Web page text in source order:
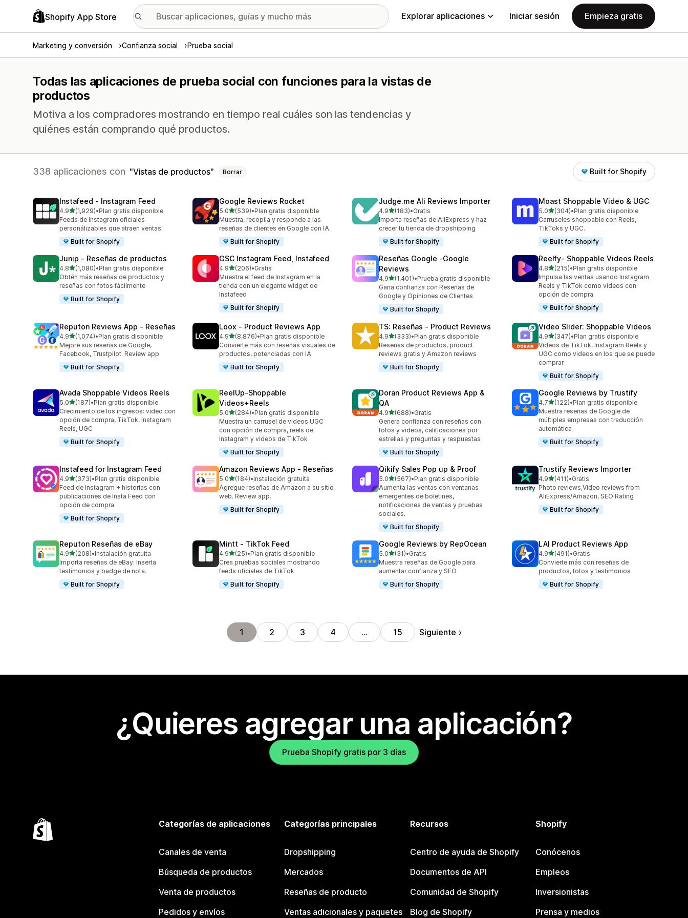
Shopify App Store Explorar aplicaciones Iniciar sesión Empieza gratis
Marketing y conversión Confianza social Prueba social
Todas las aplicaciones de prueba social con funciones para la vistas de
productos
Motiva a los compradores mostrando en tiempo real cuáles son las tendencias y
quiénes están comprando qué productos.
338 aplicaciones con Vistas de productos Borrar Built for Shopify
Instafeed ‑ Instagram Feed
4.9de 5 estrellas
(1,929)
1929 reseñas en total
•Plan gratis disponible
Feeds de Instagram oficiales
personálizables que atraen ventas
Built for Shopify
Google Reviews Rocket
5.0de 5 estrellas
(539)
539 reseñas en total
•Plan gratis disponible
Muestra, recopila y responde a las
reseñas de clientes en Google con IA.
Built for Shopify
Judge.me Ali Reviews Importer
4.9de 5 estrellas
(183)
183 reseñas en total
•Gratis
Importa reseñas de AliExpress y haz
crecer tu tienda de dropshipping
Built for Shopify
Moast Shoppable Video & UGC
5.0de 5 estrellas
(304)
304 reseñas en total
•Plan gratis disponible
Carruseles shoppable con Reels,
TikToks y UGC.
Built for Shopify
Junip ‑ Reseñas de productos
4.8de 5 estrellas
(1,080)
1080 reseñas en total
•Plan gratis disponible
Obtén más reseñas de productos y
reseñas con fotos fácilmente
Built for Shopify
GSC Instagram Feed, Instafeed
4.9de 5 estrellas
(206)
206 reseñas en total
•Gratis
Muestra el feed de Instagram en la
tienda con un elegante widget de
Instafeed
Built for Shopify
Reseñas Google ‑Google
Reviews
4.9de 5 estrellas
(1,401)
1401 reseñas en total
•Prueba gratis disponible
Gana confianza con Reseñas de
Google y Opiniones de Clientes
Built for Shopify
Reelfy‑ Shoppable Videos Reels
4.8de 5 estrellas
(215)
215 reseñas en total
•Plan gratis disponible
Impulsa las ventas usando Instagram
Reels y TikTok como videos con
opción de compra
Built for Shopify
Reputon Reviews App ‑ Reseñas
4.9de 5 estrellas
(1,074)
1074 reseñas en total
•Plan gratis disponible
Mejore sus reseñas de Google,
Facebook, Trustpilot. Review app
Built for Shopify
Loox ‑ Product Reviews App
4.9de 5 estrellas
(8,876)
8876 reseñas en total
•Plan gratis disponible
Convierte más con reseñas visuales de
productos, potenciadas con IA
Built for Shopify
TS: Reseñas ‑ Product Reviews
4.9de 5 estrellas
(333)
333 reseñas en total
•Plan gratis disponible
Resenas de productos, product
reviews gratis y Amazon reviews
Built for Shopify
Video Slider: Shoppable Videos
4.9de 5 estrellas
(347)
347 reseñas en total
•Plan gratis disponible
Videos de TikTok, Instagram Reels y
UGC como videos en los que se puede
comprar
Built for Shopify
Avada Shoppable Videos Reels
5.0de 5 estrellas
(187)
187 reseñas en total
•Plan gratis disponible
Crecimiento de los ingresos: video con
opción de compra, TikTok, Instagram
Reels, UGC
Built for Shopify
ReelUp‑Shoppable
Videos+Reels
5.0de 5 estrellas
(284)
284 reseñas en total
•Plan gratis disponible
Muestra un carrusel de videos UGC
con opción de compra, reels de
Instagram y videos de TikTok
Built for Shopify
Doran Product Reviews App &
QA
4.9de 5 estrellas
(688)
688 reseñas en total
•Gratis
Genera confianza con reseñas con
fotos y videos, calificaciones por
estrellas y preguntas y respuestas
Built for Shopify
Google Reviews by Trustify
4.7de 5 estrellas
(122)
122 reseñas en total
•Plan gratis disponible
Muestra reseñas de Google de
múltiples empresas con traducción
automática
Built for Shopify
Instafeed for Instagram Feed
4.9de 5 estrellas
(373)
373 reseñas en total
•Plan gratis disponible
Feed de Instagram + historias con
publicaciones de Insta Feed con
opción de compra
Built for Shopify
Amazon Reviews App ‑ Reseñas
5.0de 5 estrellas
(184)
184 reseñas en total
•Instalación gratuita
Agregue reseñas de Amazon a su sitio
web. Review app.
Built for Shopify
Qikify Sales Pop up & Proof
5.0de 5 estrellas
(567)
567 reseñas en total
•Plan gratis disponible
Aumenta las ventas con ventanas
emergentes de boletines,
notificaciones de ventas y pruebas
sociales.
Built for Shopify
Trustify Reviews Importer
4.9de 5 estrellas
(411)
411 reseñas en total
•Gratis
Photo reviews,Video reviews from
AliExpress/Amazon, SEO Rating
Built for Shopify
Reputon Reseñas de eBay
4.9de 5 estrellas
(208)
208 reseñas en total
•Instalación gratuita
Importa reseñas de eBay. Inserta
testimonios y badge de nota.
Built for Shopify
Mintt ‑ TikTok Feed
4.9de 5 estrellas
(25)
25 reseñas en total
•Plan gratis disponible
Crea pruebas sociales mostrando
feeds oficiales de TikTok
Built for Shopify
Google Reviews by RepOcean
5.0de 5 estrellas
(31)
31 reseñas en total
•Gratis
Muestra reseñas de Google para
aumentar confianza y SEO
Built for Shopify
LAI Product Reviews App
4.9de 5 estrellas
(491)
491 reseñas en total
•Gratis
Convierte más con reseñas de
productos, fotos y testimonios
Built for Shopify
1 2 3 4 … 15 Siguiente
¿Quieres agregar una aplicación?
Prueba Shopify gratis por 3 días
Categorías de aplicaciones
Canales de venta
Búsqueda de productos
Venta de productos
Pedidos y envíos
Categorías principales
Dropshipping
Mercados
Reseñas de producto
Ventas adicionales y paquetes
Recursos
Centro de ayuda de Shopify
Documentos de API
Comunidad de Shopify
Blog de Shopify
Shopify
Conócenos
Empleos
Inversionistas
Prensa y medios